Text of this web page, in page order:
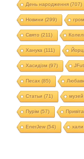
День народження(707)
Новини (299)
Свято (211)
Ханука (111)
Хасидізм (97)
Песах(85)
Статьи (71)
Пурім (57)
EnerJew(54) хали